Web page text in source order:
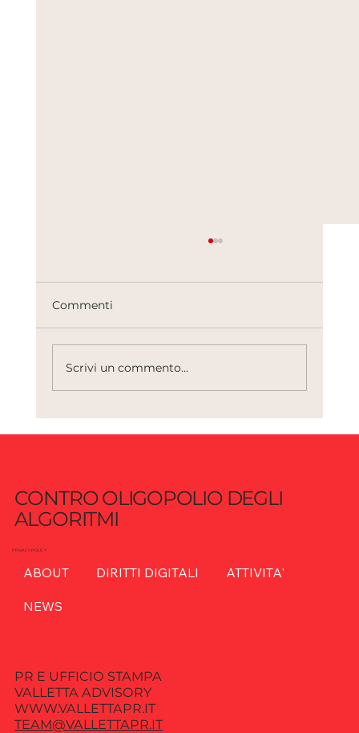
Commenti
Scrivi un commento...
PR E UFFICIO STAMPA
VALLETTA ADVISORY
WWW.VALLETTAPR.IT
TEAM@VALLETTAPR.IT
CONTRO OLIGOPOLIO DEGLI
ALGORITMI
PRIVACY POLICY
ABOUT DIRITTI DIGITALI ATTIVITA'
NEWS